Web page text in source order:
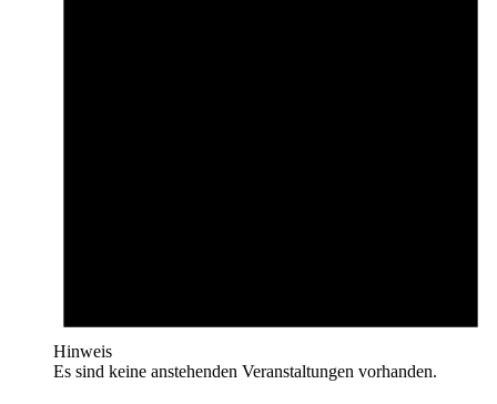
Hinweis
Es sind keine anstehenden Veranstaltungen vorhanden.